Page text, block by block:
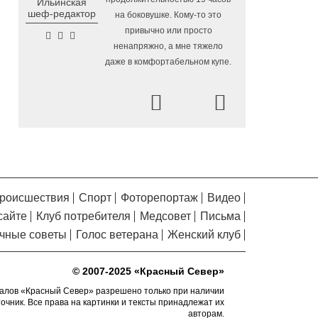
Алчевска в Вологодской области
6.08.2026 16:20
Сельские труженики
Тотемского округа получат жилье с
правом выкупа за один процент
6.08.2026 14:31
Робот Макс на Госуслугах
поможет вологжанам оформить выплату
на первоклассника
6.08.2026 14:00 Вологодская область
подтвердила курс на полное обеспечение
лесовосстановления семенным
6.08.2026 13:28
Телемедицинские
шеф-редактор
на боковушке. Кому-то это
привычно или просто
ненапряжно, а мне тяжело
даже в комфортабельном купе.
Спорт Фоторепортаж
Видео
Клуб потребителя Медсовет
Письма
советы
Голос ветерана Женский клуб
© 2007-2025 «Красный Север»
«Красный Север» разрешено только при наличии
Все права на картинки и тексты принадлежат их
авторам.